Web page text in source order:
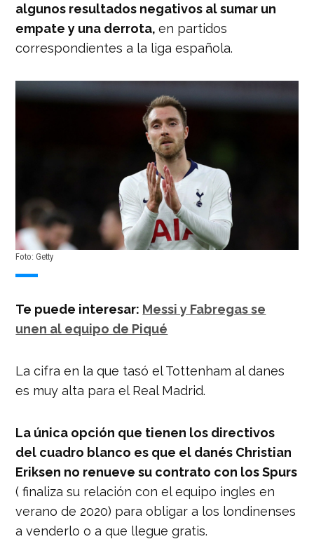
algunos resultados negativos al sumar un
empate y una derrota,en partidos
correspondientes a la liga española.
Foto: Getty
Te puede interesar: Messi y Fabregas se
unen al equipo de Piqué
La cifra en la que tasó el Tottenham al danes
es muy alta para el Real Madrid.
La única opción que tienen los directivos
del cuadro blanco es que el danés Christian
Eriksen no renueve su contrato con los Spurs
( finaliza su relación con el equipo ingles en
verano de 2020) para obligar a los londinenses
a venderlo o a que llegue gratis.